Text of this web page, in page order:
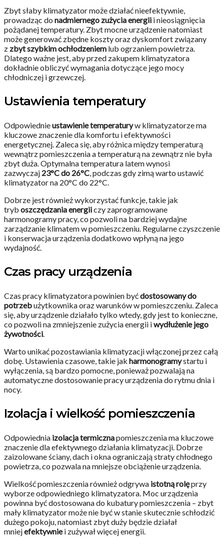
Zbyt słaby klimatyzator może działać nieefektywnie,
prowadząc do nadmiernego zużycia energii i nieosiągnięcia
pożądanej temperatury. Zbyt mocne urządzenie natomiast
może generować zbędne koszty oraz dyskomfort związany
z zbyt szybkim ochłodzeniem lub ogrzaniem powietrza.
Dlatego ważne jest, aby przed zakupem klimatyzatora
dokładnie obliczyć wymagania dotyczące jego mocy
chłodniczej i grzewczej.
Ustawienia temperatury
Odpowiednieustawienie temperaturyw klimatyzatorze ma
kluczowe znaczenie dla komfortu i efektywności
energetycznej. Zaleca się, aby różnica między temperaturą
wewnątrz pomieszczenia a temperaturą na zewnątrz nie była
zbyt duża. Optymalna temperatura latem wynosi
zazwyczaj 23°C do 26°C, podczas gdy zimą warto ustawić
klimatyzator na 20°C do 22°C.
Dobrze jest również wykorzystać funkcje, takie jak
tryb oszczędzania energiiczy zaprogramowane
harmonogramy pracy, co pozwoli na bardziej wydajne
zarządzanie klimatem w pomieszczeniu. Regularne czyszczenie
i konserwacja urządzenia dodatkowo wpłyną na jego
wydajność.
Czas pracy urządzenia
Czas pracy klimatyzatora powinien byćdostosowany do
potrzebużytkownika oraz warunków w pomieszczeniu. Zaleca
się, aby urządzenie działało tylko wtedy, gdy jest to konieczne,
co pozwoli na zmniejszenie zużycia energii iwydłużenie jego
żywotności.
Warto unikać pozostawiania klimatyzacji włączonej przez całą
dobę. Ustawienia czasowe, takie jak harmonogramystartu i
wyłączenia, są bardzo pomocne, ponieważ pozwalają na
automatyczne dostosowanie pracy urządzenia do rytmu dnia i
nocy.
Izolacja i wielkość pomieszczenia
Odpowiednia izolacja termicznapomieszczenia ma kluczowe
znaczenie dla efektywnego działania klimatyzacji. Dobrze
zaizolowane ściany, dach i okna ograniczają straty chłodnego
powietrza, co pozwala na mniejsze obciążenie urządzenia.
Wielkość pomieszczenia również odgrywa istotną rolęprzy
wyborze odpowiedniego klimatyzatora. Moc urządzenia
powinna być dostosowana do kubatury pomieszczenia – zbyt
mały klimatyzator może nie być w stanie skutecznie schłodzić
dużego pokoju, natomiast zbyt duży będzie działał
mniejefektywniei zużywał więcej energii.